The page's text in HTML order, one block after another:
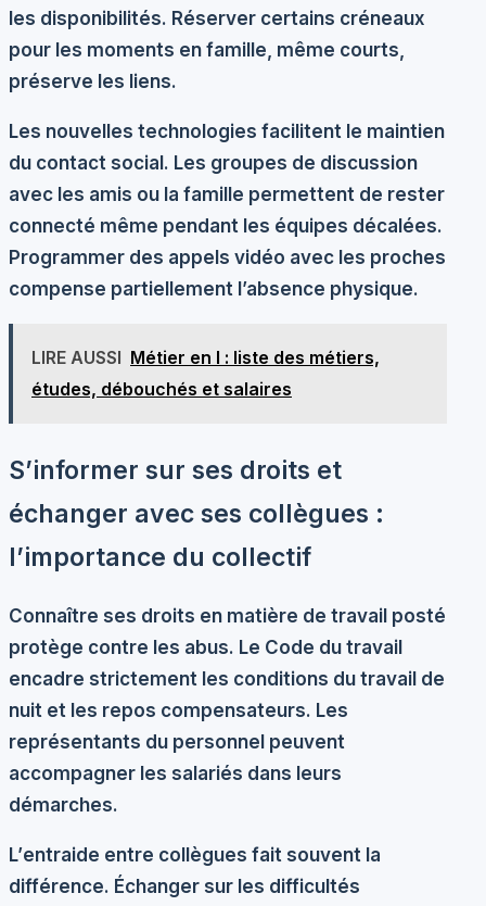
les disponibilités. Réserver certains créneaux
pour les moments en famille, même courts,
préserve les liens.
Les nouvelles technologies facilitent le maintien
du contact social. Les groupes de discussion
avec les amis ou la famille permettent de rester
connecté même pendant les équipes décalées.
Programmer des appels vidéo avec les proches
compense partiellement l’absence physique.
LIRE AUSSI Métier en l : liste des métiers,
études, débouchés et salaires
S’informer sur ses droits et
échanger avec ses collègues :
l’importance du collectif
Connaître ses droits en matière de travail posté
protège contre les abus. Le Code du travail
encadre strictement les conditions du travail de
nuit et les repos compensateurs. Les
représentants du personnel peuvent
accompagner les salariés dans leurs
démarches.
L’entraide entre collègues fait souvent la
différence. Échanger sur les difficultés